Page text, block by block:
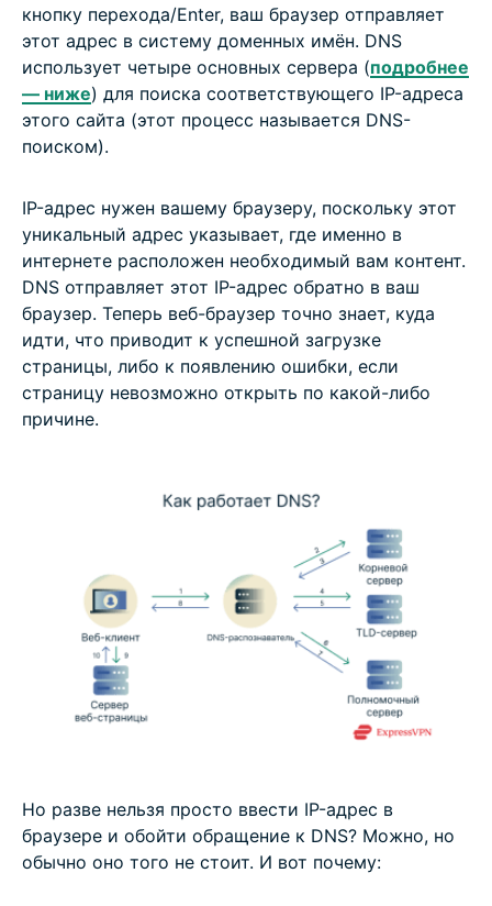
кнопку перехода/Enter, ваш браузер отправляет
этот адрес в систему доменных имён. DNS
использует четыре основных сервера (подробнее
— ниже) для поиска соответствующего IP-адреса
этого сайта (этот процесс называется DNS-
поиском).
IP-адрес нужен вашему браузеру, поскольку этот
уникальный адрес указывает, где именно в
интернете расположен необходимый вам контент.
DNS отправляет этот IP-адрес обратно в ваш
браузер. Теперь веб-браузер точно знает, куда
идти, что приводит к успешной загрузке
страницы, либо к появлению ошибки, если
страницу невозможно открыть по какой-либо
причине.
Но разве нельзя просто ввести IP-адрес в
браузере и обойти обращение к DNS? Можно, но
обычно оно того не стоит. И вот почему: